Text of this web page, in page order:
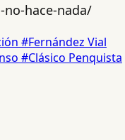
no-hace-nada/
#Fernández Vial
#Clásico Penquista